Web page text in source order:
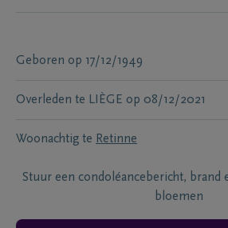
Geboren op 17/12/1949
Overleden te LIÈGE op 08/12/2021
Woonachtig te Retinne
Stuur een condoléancebericht, brand
bloemen